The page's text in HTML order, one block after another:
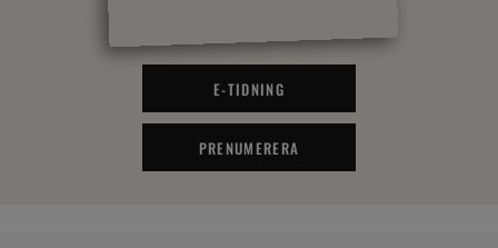
E-TIDNING
PRENUMERERA